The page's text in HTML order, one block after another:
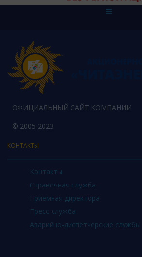
ОФИЦИАЛЬНЫЙ САЙТ КОМПАНИИ
© 2005-2023
КОНТАКТЫ
Контакты
Справочная служба
Приемная директора
Пресс-служба
Аварийно-диспетчерские службы